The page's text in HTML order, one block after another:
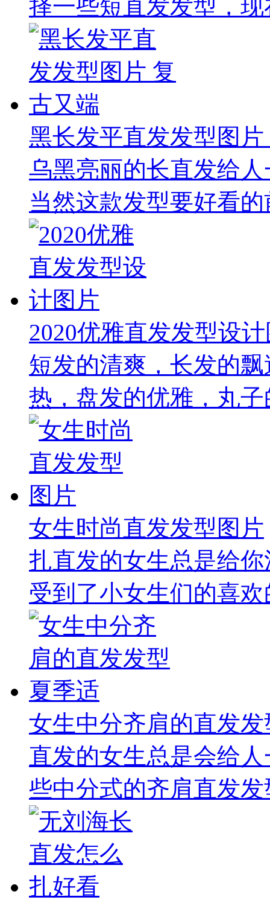
择一些短直发发型，
黑长发平直发发型图
乌黑亮丽的长直发给
当然这款发型要好看
2020优雅直发发型设
短发的清爽，长发的
热，盘发的优雅，丸
女生时尚直发发型图片
扎直发的女生总是给
受到了小女生们的喜
女生中分齐肩的直发
直发的女生总是会给
些中分式的齐肩直发